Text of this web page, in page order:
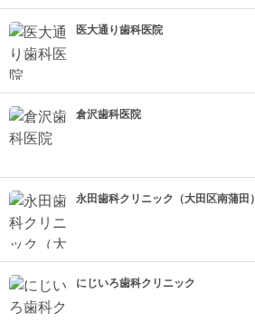
医大通り歯科医院
倉沢歯科医院
永田歯科クリニック（大田区南蒲田）
にじいろ歯科クリニック